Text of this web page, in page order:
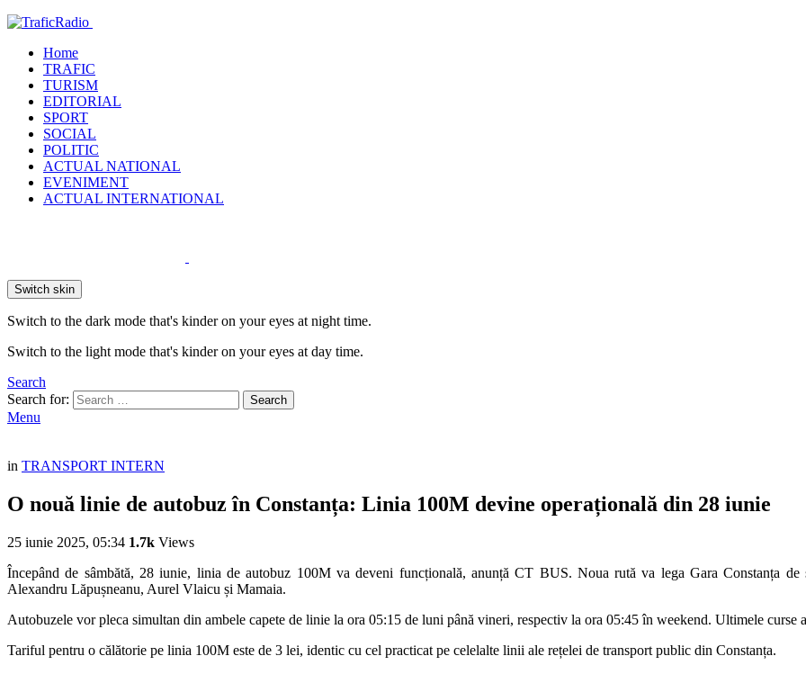
Home
TRAFIC
TURISM
EDITORIAL
SPORT
SOCIAL
POLITIC
ACTUAL NATIONAL
EVENIMENT
ACTUAL INTERNATIONAL
Switch skin
Switch to the dark mode that's kinder on your eyes at night time.
Switch to the light mode that's kinder on your eyes at day time.
Search
Search for:
Search
Menu
in TRANSPORT INTERN
O nouă linie de autobuz în Constanța: Linia 100M devine operațională din 28 iunie
25 iunie 2025, 05:34 1.7k Views
Începând de sâmbătă, 28 iunie, linia de autobuz 100M va deveni funcțională, anunță CT BUS. Noua rută va lega Gara Constanța de
Alexandru Lăpușneanu, Aurel Vlaicu și Mamaia.
Autobuzele vor pleca simultan din ambele capete de linie la ora 05:15 de luni până vineri, respectiv la ora 05:45 în weekend. Ultimele curse
Tariful pentru o călătorie pe linia 100M este de 3 lei, identic cu cel practicat pe celelalte linii ale rețelei de transport public din Constanța.